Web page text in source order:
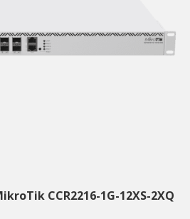
CCR2216-1G-12XS-2XQ